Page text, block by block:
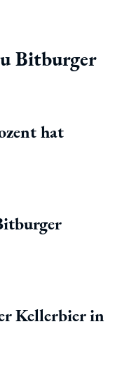
Bitburger
hat
Kellerbier in